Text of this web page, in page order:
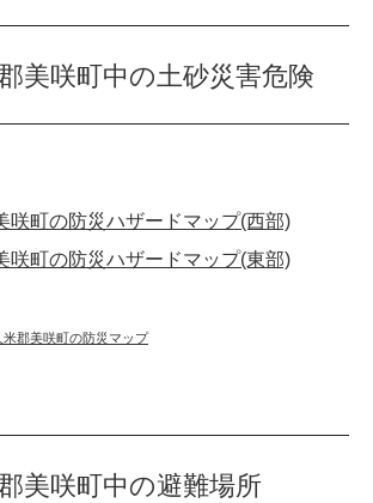
美咲町中の土砂災害危険
咲町の防災ハザードマップ(西部)
咲町の防災ハザードマップ(東部)
米郡美咲町の防災マップ
美咲町中の避難場所